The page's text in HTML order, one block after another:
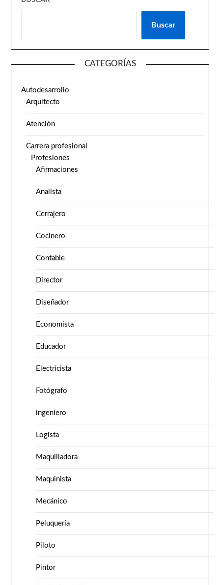
Buscar
CATEGORÍAS
Autodesarrollo
Arquitecto
Atención
Carrera profesional
Profesiones
Afirmaciones
Analista
Cerrajero
Cocinero
Contable
Director
Diseñador
Economista
Educador
Electricista
Fotógrafo
ingeniero
Logista
Maquilladora
Maquinista
Mecánico
Peluquería
Piloto
Pintor